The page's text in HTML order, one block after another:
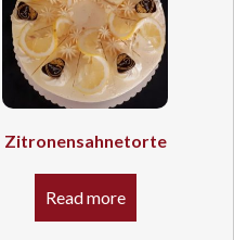
Zitronensahnetorte
Read more